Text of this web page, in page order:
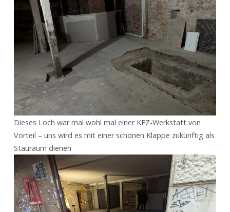
Dieses Loch war mal wohl mal einer KFZ-Werkstatt von
Vorteil – uns wird es mit einer schönen Klappe zukünftig als
Stauraum dienen